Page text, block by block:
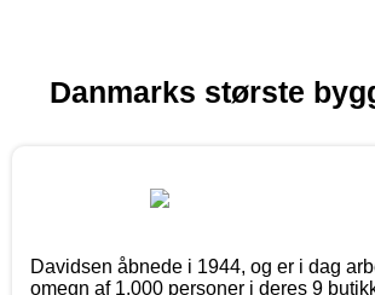
Danmarks største
Davidsen åbnede i 1944, og er i dag
omegn af 1.000 personer i deres 9